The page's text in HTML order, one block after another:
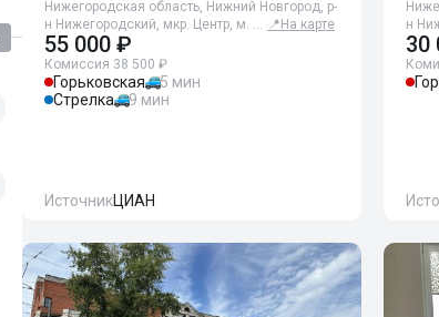
Нижегородская область, Нижний Новгород, р-
н Нижегородский, мкр. Центр, м. … 📍 На карте
55 000 ₽
Комиссия 38 500 ₽
Горьковская
5 мин
Стрелка
9 мин
ИсточникЦИАН
н
30